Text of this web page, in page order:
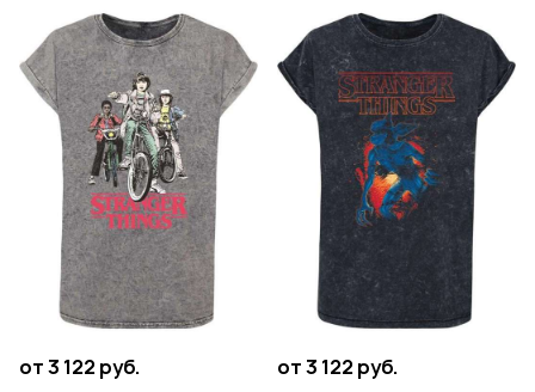
от 3 122 руб. от 3 122 руб.